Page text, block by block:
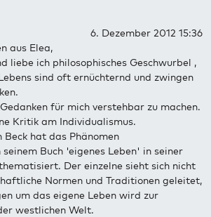
6. Dezember 2012 15:36
aus Elea,
liebe ich philosophisches Geschwurbel ,
sind oft ernüchternd und zwingen
für mich verstehbar zu machen.
Kritik am Individualismus.
Beck hat das Phänomen
Buch 'eigenes Leben' in seiner
Der einzelne sieht sich nicht
Normen und Traditionen geleitet,
um das eigene Leben wird zur
westlichen Welt.